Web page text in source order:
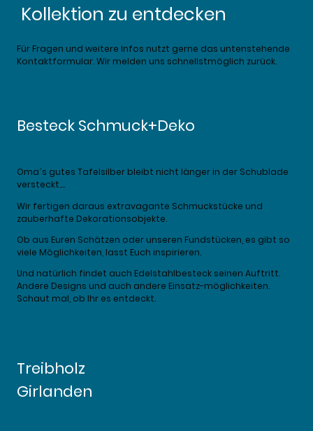
Kollektion zu entdecken
Für Fragen und weitere Infos nutzt gerne das untenstehende
Kontaktformular. Wir melden uns schnellstmöglich zurück.
Besteck Schmuck+Deko
Oma´s gutes Tafelsilber bleibt nicht länger in der Schublade
versteckt....
Wir fertigen daraus extravagante Schmuckstücke und
zauberhafte Dekorationsobjekte.
Ob aus Euren Schätzen oder unseren Fundstücken, es gibt so
viele Möglichkeiten, lasst Euch inspirieren.
Und natürlich findet auch Edelstahlbesteck seinen Auftritt.
Andere Designs und auch andere Einsatz-möglichkeiten.
Schaut mal, ob Ihr es entdeckt.
Treibholz
Girlanden